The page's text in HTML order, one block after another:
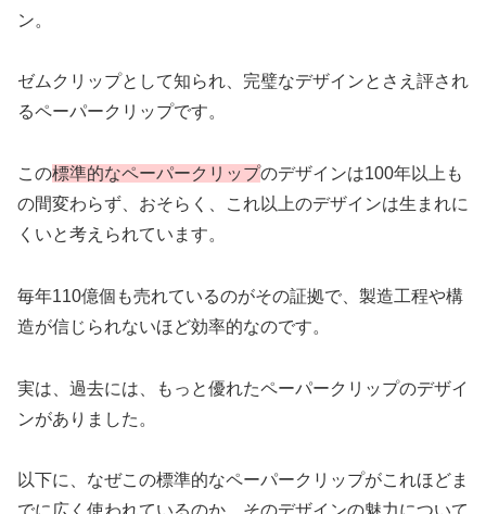
ン。
ゼムクリップとして知られ、完璧なデザインとさえ評され
るペーパークリップです。
この標準的なペーパークリップのデザインは100年以上も
の間変わらず、おそらく、これ以上のデザインは生まれに
くいと考えられています。
毎年110億個も売れているのがその証拠で、製造工程や構
造が信じられないほど効率的なのです。
実は、過去には、もっと優れたペーパークリップのデザイ
ンがありました。
以下に、なぜこの標準的なペーパークリップがこれほどま